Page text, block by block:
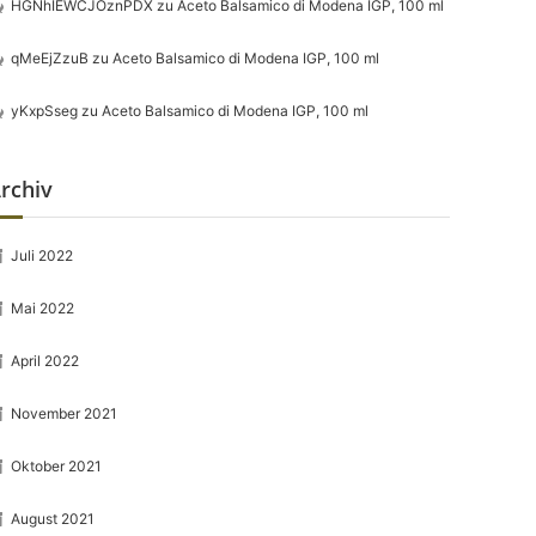
HGNhIEWCJOznPDX zuAceto Balsamico di Modena IGP, 100 ml
qMeEjZzuB zuAceto Balsamico di Modena IGP, 100 ml
yKxpSseg zuAceto Balsamico di Modena IGP, 100 ml
Juli 2022
Mai 2022
April 2022
November 2021
Oktober 2021
August 2021